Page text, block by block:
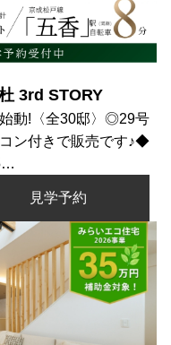
3rd STORY
動!〈全30邸〉◎29号
ン付きで販売です♪◆
見学予約